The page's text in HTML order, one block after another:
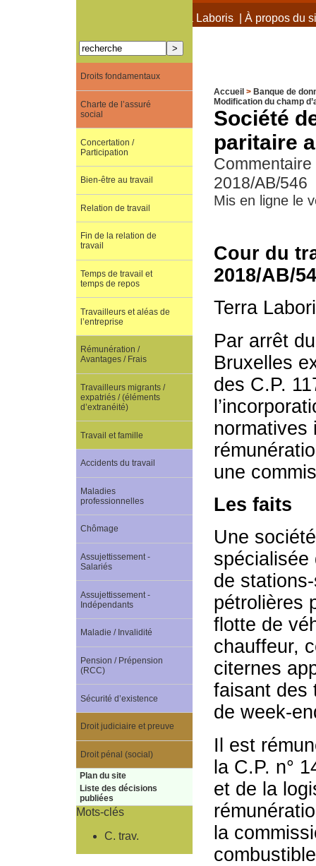
À propos de Terra Laboris| À propos du
Accueil > Banque de
Modification du champ
Société
paritaire
2018/AB/546
Mis en ligne le
Cour du
2018/AB/
Terra
Par arrêt
Bruxelles
des C.P.
normatives
une
Les faits
Une
spécialisée
de
pétrolières
flotte de
chauffeur,
citernes
faisant des
de week-
Il est
la C.P. n°
et de la
la
Droits fondamentaux
Charte de l’assuré
social
Concertation /
Participation
Bien-être au travail
Relation de travail
Fin de la relation de
travail
Temps de travail et
temps de repos
Travailleurs et aléas de
l’entreprise
Rémunération /
Avantages / Frais
Travailleurs migrants /
expatriés / (éléments
d’extranéité)
Travail et famille
Accidents du travail
Maladies
professionnelles
Chômage
Assujettissement -
Salariés
Assujettissement -
Indépendants
Maladie / Invalidité
Pension / Prépension
(RCC)
Sécurité d’existence
Droit judiciaire et preuve
Droit pénal (social)
Plan du site
Liste des décisions
publiées
Mots-clés
C. trav.